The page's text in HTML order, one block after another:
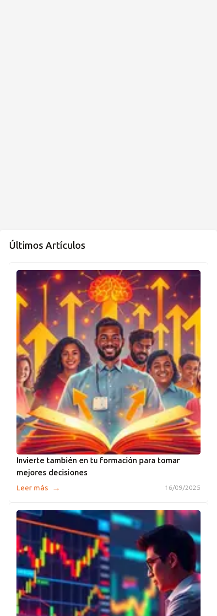
Últimos Artículos
Invierte también en tu formación para tomar
mejores decisiones
16/09/2025
Leer más →